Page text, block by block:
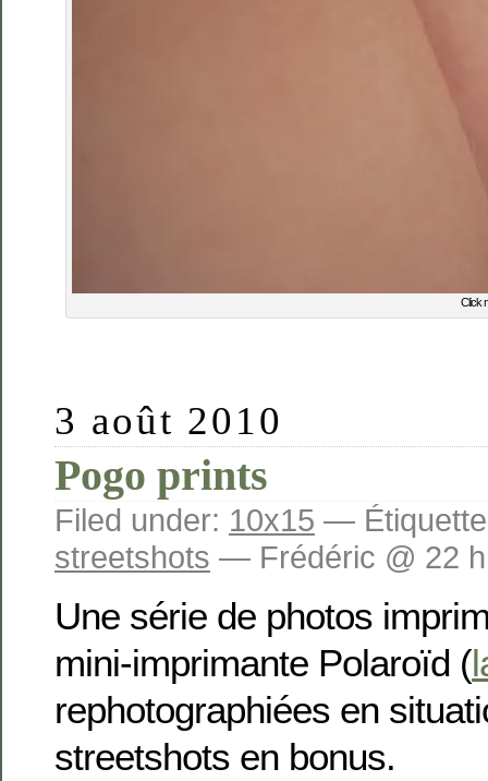
Click
3 août 2010
Pogo prints
Filed under: 10x15 —
streetshots — Frédéric @ 22
Une série de photos
mini-imprimante Polaroïd (
rephotographiées en
streetshots en bonus.